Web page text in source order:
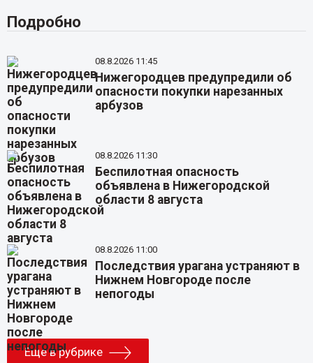
Подробно
08.8.2026 11:45
Нижегородцев предупредили об
опасности покупки нарезанных
арбузов
08.8.2026 11:30
Беспилотная опасность
объявлена в Нижегородской
области 8 августа
08.8.2026 11:00
Последствия урагана устраняют в
Нижнем Новгороде после
непогоды
Еще в рубрике